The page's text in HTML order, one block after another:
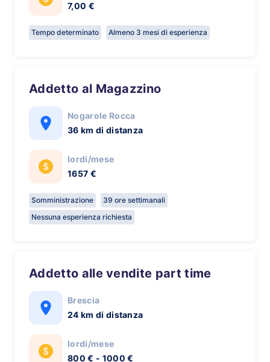
7,00 €
Tempo determinato Almeno 3 mesi di esperienza
Addetto al Magazzino
Nogarole Rocca
36 km di distanza
lordi/mese
1657 €
Somministrazione
39 ore settimanali
Nessuna esperienza richiesta
Addetto alle vendite part time
Brescia
24 km di distanza
lordi/mese
800 € - 1000 €